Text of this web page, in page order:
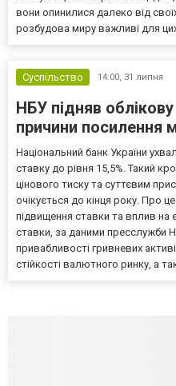
вони опинилися далеко від
розбудова миру важливі для
Суспільство 14:00, 31 липня
НБУ підняв
причини посилення
Національний банк України
ставку до рівня 15,5%. Такий
цінового тиску та суттєвим
очікується до кінця року. Про
підвищення ставки та вплив на
ставки, за даними пресслужби
привабливості гривневих
стійкості валютного ринку, а